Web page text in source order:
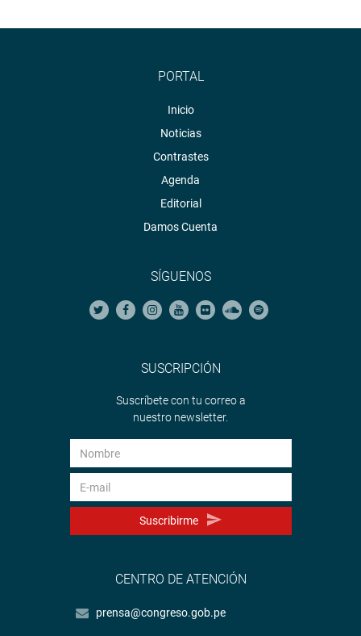
PORTAL
Inicio
Noticias
Contrastes
Agenda
Editorial
Damos Cuenta
SÍGUENOS
SUSCRIPCIÓN
Suscríbete con tu correo a
nuestro newsletter.
Suscribirme
CENTRO DE ATENCIÓN
prensa@congreso.gob.pe